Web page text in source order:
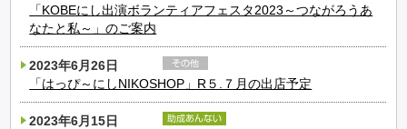
「KOBEにし出演ボランティアフェスタ2023～つながろうあ
なたと私～」のご案内
2023年6月26日
「はっぴ～にしNIKOSHOP」R５.７月の出店予定
2023年6月15日